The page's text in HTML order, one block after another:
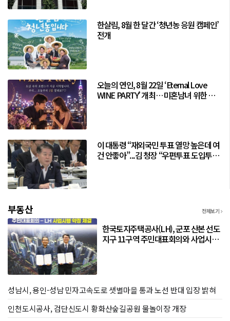
한살림, 8월 한 달간 ‘청년농 응원 캠페인’
전개
오늘의 연인, 8월 22일 ‘Eternal Love
WINE PARTY’ 개최… 미혼남녀 위한 로
이 대통령 “재외국민 투표 열망 높은데 여
건 안좋아”...김 청장 “우편투표 도입투표
부동산 전체보기
한국토지주택공사(LH), 군포 산본 선도
지구 11구역 주민대표회의와 사업시행
성남시, 용인-성남 민자고속도로 샛별마을 통과 노선 반대 입장 밝혀
인천도시공사, 검단신도시 황화산숲길공원 물놀이장 개장